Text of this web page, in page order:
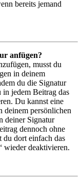
bereits jemand
anfügen?
musst du
in deinem
du die Signatur
in jedem Beitrag das
Du kannst eine
deinem persönlichen
deiner Signatur
dennoch ohne
du dort einfach das
wieder deaktivieren.